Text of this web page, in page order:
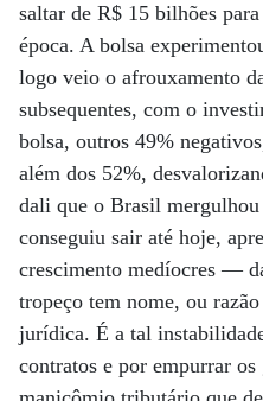
saltar de R$ 15 bilhões
época. A bolsa
logo veio o afrouxamento
subsequentes, com o
bolsa, outros 49%
além dos 52%,
dali que o Brasil
conseguiu sair até hoje,
crescimento medíocres —
tropeço tem nome, ou
jurídica. É a tal
contratos e por empurrar